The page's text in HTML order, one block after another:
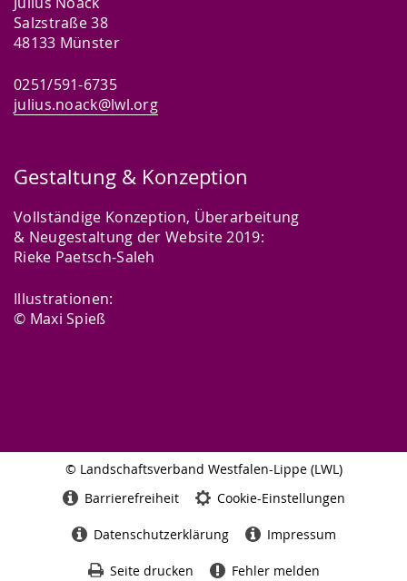
Salzstraße 38
48133 Münster
0251/591-6735
julius.noack@lwl.org
Gestaltung & Konzeption
Vollständige Konzeption, Überarbeitung
& Neugestaltung der Website 2019:
Rieke Paetsch-Saleh
Illustrationen:
© Maxi Spieß
© Landschaftsverband Westfalen-Lippe (LWL)
Barrierefreiheit Cookie-Einstellungen
Datenschutzerklärung Impressum
Seite drucken Fehler melden